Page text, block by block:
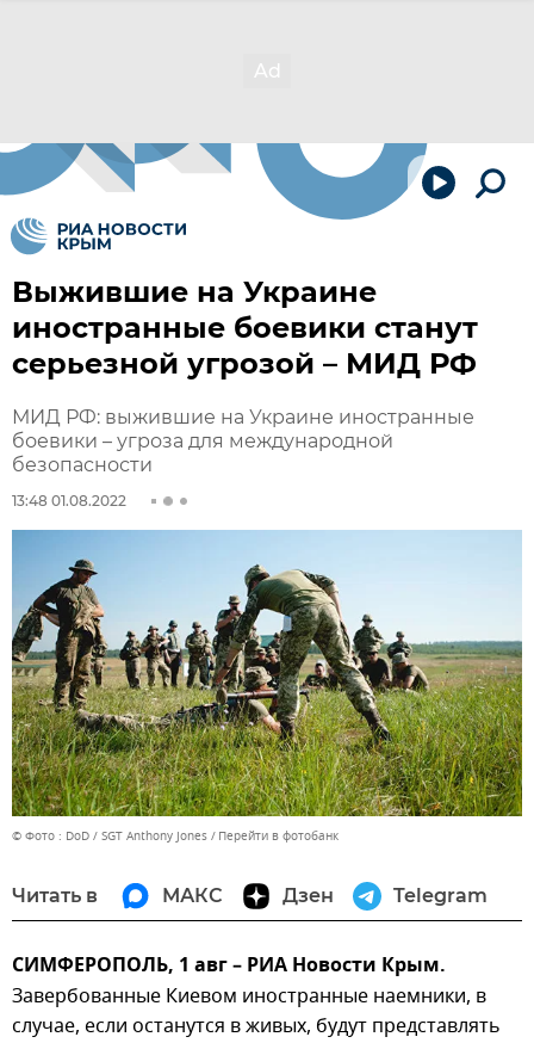
Выжившие на Украине
иностранные боевики станут
серьезной угрозой – МИД РФ
МИД РФ: выжившие на Украине иностранные
боевики – угроза для международной
безопасности
13:48 01.08.2022
© Фото : DoD / SGT Anthony Jones Перейти в фотобанк
Читать в МАКС Дзен Telegram
СИМФЕРОПОЛЬ, 1 авг – РИА Новости Крым.
Завербованные Киевом иностранные наемники, в
случае, если останутся в живых, будут представлять